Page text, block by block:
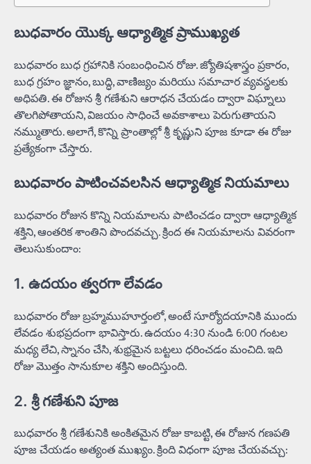
బుధవారం యొక్క ఆధ్యాత్మిక ప్రాముఖ్యత
బుధవారం బుధ గ్రహానికి సంబంధించిన రోజు. జ్యోతిషశాస్త్రం ప్రకారం,
బుధ గ్రహం జ్ఞానం, బుద్ధి, వాణిజ్యం మరియు సమాచార వ్యవస్థలకు
అధిపతి. ఈ రోజున శ్రీ గణేశుని ఆరాధన చేయడం ద్వారా విఘ్నాలు
తొలగిపోతాయని, విజయం సాధించే అవకాశాలు పెరుగుతాయని
నమ్ముతారు. అలాగే, కొన్ని ప్రాంతాల్లో శ్రీ కృష్ణుని పూజ కూడా ఈ రోజు
ప్రత్యేకంగా చేస్తారు.
బుధవారం పాటించవలసిన ఆధ్యాత్మిక నియమాలు
బుధవారం రోజున కొన్ని నియమాలను పాటించడం ద్వారా ఆధ్యాత్మిక
శక్తిని, ఆంతరిక శాంతిని పొందవచ్చు. క్రింద ఈ నియమాలను వివరంగా
తెలుసుకుందాం:
1. ఉదయం త్వరగా లేవడం
బుధవారం రోజు బ్రహ్మముహూర్తంలో, అంటే సూర్యోదయానికి ముందు
లేవడం శుభప్రదంగా భావిస్తారు. ఉదయం 4:30 నుండి 6:00 గంటల
మధ్య లేచి, స్నానం చేసి, శుభ్రమైన బట్టలు ధరించడం మంచిది. ఇది
రోజు మొత్తం సానుకూల శక్తిని అందిస్తుంది.
2. శ్రీ గణేశుని పూజ
బుధవారం శ్రీ గణేశునికి అంకితమైన రోజు కాబట్టి, ఈ రోజున గణపతి
పూజ చేయడం అత్యంత ముఖ్యం. క్రింది విధంగా పూజ చేయవచ్చు: